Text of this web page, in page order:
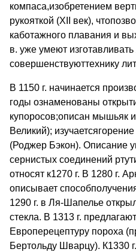
компаса,изобретением
рукояткой (XII век),
каботажного плавания и
в. уже умеют изготавливать
совершенствуюттехнику
В 1150 г. начинается
годы ознаменованы
купоросов;описан мышьяк
Великий);
(Роджер Бэкон). Описание
сернистых соединений
относят к1270 г. В 1280 г.
описывает
1290 г. в Ля-Шапелье
стекла. В 1313 г.
Европерецептуру пороха
Бертольду Шварцу). К1330